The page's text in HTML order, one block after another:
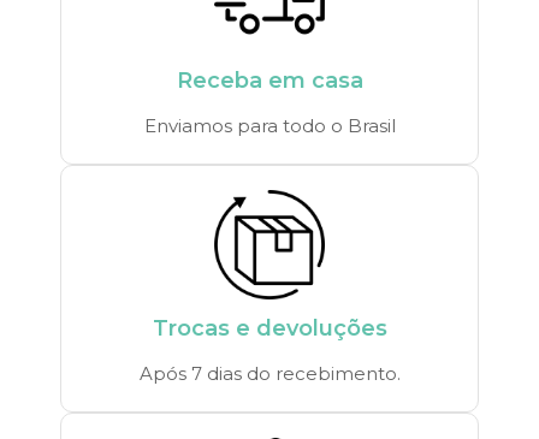
Receba em casa
Enviamos para todo o Brasil
Trocas e devoluções
Após 7 dias do recebimento.